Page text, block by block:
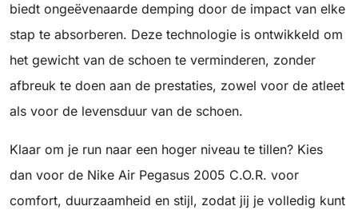
biedt ongeëvenaarde demping door de impact van elke
stap te absorberen. Deze technologie is ontwikkeld om
het gewicht van de schoen te verminderen, zonder
afbreuk te doen aan de prestaties, zowel voor de atleet
als voor de levensduur van de schoen.
Klaar om je run naar een hoger niveau te tillen? Kies
dan voor de Nike Air Pegasus 2005 C.O.R. voor
comfort, duurzaamheid en stijl, zodat jij je volledig kunt